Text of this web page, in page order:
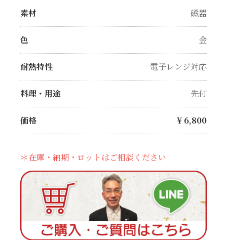
素材 磁器
色 金
耐熱特性 電子レンジ対応
料理・用途 先付
価格 ¥ 6,800
＊在庫・納期・ロットはご相談ください